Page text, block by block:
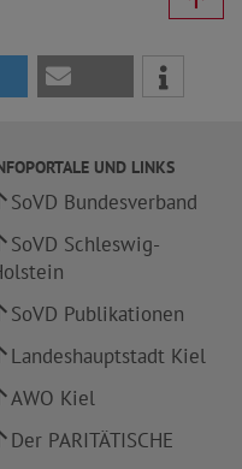
UND LINKS
SoVD Bundesverband
SoVD Schleswig-
SoVD Publikationen
Landeshauptstadt Kiel
AWO Kiel
Der PARITÄTISCHE